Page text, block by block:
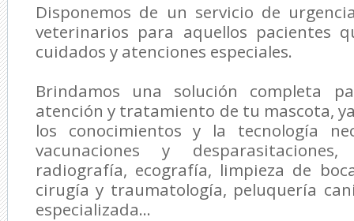
Disponemos de un servicio de
veterinarios para aquellos pacientes
cuidados y atenciones especiales.
Brindamos una solución completa
atención y tratamiento de tu mascota,
los conocimientos y la tecnología
vacunaciones y
radiografía, ecografía, limpieza de
cirugía y traumatología, peluquería
especializada...